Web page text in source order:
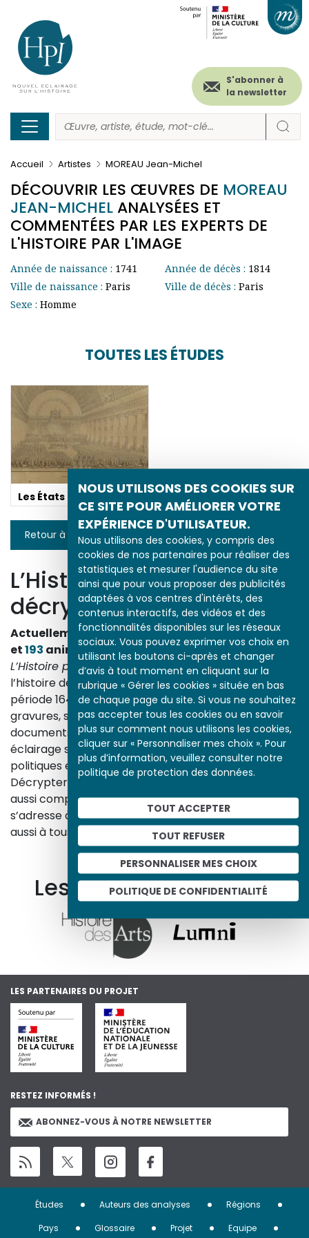
NOUS UTILISONS DES COOKIES SUR
CE SITE POUR AMÉLIORER VOTRE
EXPÉRIENCE D'UTILISATEUR.
Nous utilisons des cookies, y compris des
cookies de nos partenaires pour réaliser des
statistiques et mesurer l'audience du site
ainsi que pour vous proposer des publicités
adaptées à vos centres d'intérêts, des
contenus interactifs, des vidéos et des
fonctionnalités disponibles sur les réseaux
sociaux. Vous pouvez exprimer vos choix en
utilisant les boutons ci-après et changer
d’avis à tout moment en cliquant sur la
rubrique « Gérer les cookies » située en bas
de chaque page du site. Si vous ne souhaitez
pas accepter tous les cookies ou en savoir
plus sur comment nous utilisons les cookies,
cliquer sur « Personnaliser mes choix ». Pour
plus d’information, veuillez consulter notre
politique de protection des données.
TOUT ACCEPTER
TOUT REFUSER
PERSONNALISER MES CHOIX
POLITIQUE DE CONFIDENTIALITÉ
contenu
principal
Menu
secondaire
(header)
S'abonner à
la newsletter
Accueil Artistes MOREAU Jean-Michel
DÉCOUVRIR LES ŒUVRES DE MOREAU
JEAN-MICHEL ANALYSÉES ET
COMMENTÉES PAR LES EXPERTS DE
L'HISTOIRE PAR L'IMAGE
Année de naissance : 1741
Ville de naissance : Paris
Sexe : Homme
Année de décès : 1814
Ville de décès : Paris
TOUTES LES ÉTUDES
Les États généraux
Retour à la liste
L’Histoire par l’image
décrypte l’histoire
Actuellement en ligne3153œuvres,1748études
et193 animations.
L’Histoire par l’imageexplore les événements de
l’histoire de France et les évolutions majeures de la
période 1643-1945. À travers des peintures, dessins,
gravures, sculptures, photographies, affiches,
documents d’archives, nos études proposent un
éclairage sur les réalités sociales, économiques,
politiques et culturelles d’une époque.
Décrypter les images et les événements d’hier, c’est
aussi comprendre ceux d’aujourd’hui. Un site qui
s’adresse à tous, famille, enseignants, élèves… mais
aussi à tous les curieux, amateurs d’art et d’histoire.
En savoir plus sur le projet
Les autres ressources
LES PARTENAIRES DU PROJET
RESTEZ INFORMÉS !
ABONNEZ-VOUS À NOTRE NEWSLETTER
Menu
Études Auteurs des analyses
Régions
Pays
Glossaire Projet Equipe